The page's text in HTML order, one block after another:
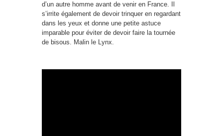
d’un autre homme avant de venir en France. Il
s’irrite également de devoir trinquer en regardant
dans les yeux et donne une petite astuce
imparable pour éviter de devoir faire la tournée
de bisous. Malin le Lynx.